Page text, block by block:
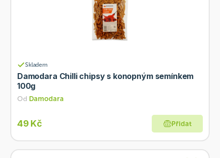
Skladem
Damodara Chilli chipsy s konopným semínkem
100g
Od Damodara
49 Kč Přidat